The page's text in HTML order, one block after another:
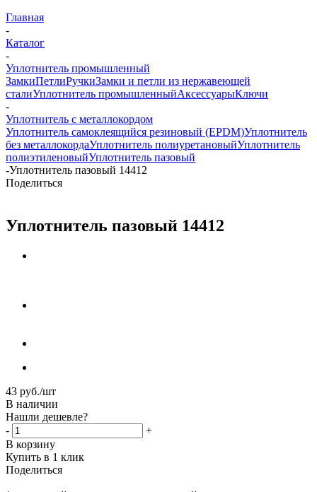
Главная
-
Каталог
-
Уплотнитель промышленный
ЗамкиПетлиРучкиЗамки и петли из нержавеющей
сталиУплотнитель промышленныйАксессуарыКлючи
-
Уплотнитель с металлокордом
Уплотнитель самоклеящийся резиновый (EPDM)Уплотнитель
без металлокордаУплотнитель полиуретановыйУплотнитель
полиэтиленовыйУплотнитель пазовый
-Уплотнитель пазовый 14412
Поделиться
Уплотнитель пазовый 14412
43 руб./шт
В наличии
Нашли дешевле?
-
+
В корзину
Купить в 1 клик
Поделиться